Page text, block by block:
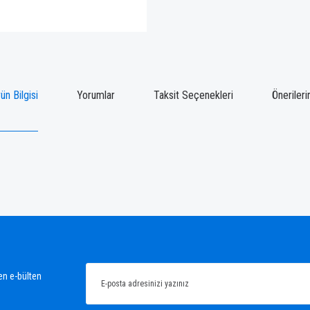
Bilgisi Yorumlar Taksit Seçenekleri
Bu ürüne ilk yorumu siz yapın!
e-bülten